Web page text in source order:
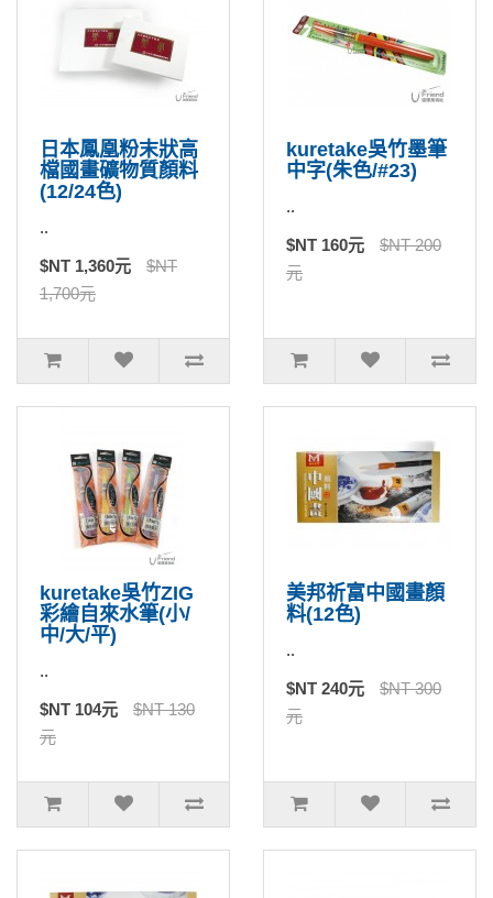
日本鳳凰粉末狀高
檔國畫礦物質顏料
(12/24色)
..
$NT 1,360元
$NT
1,700元
kuretake吳竹墨筆
中字(朱色/#23)
..
$NT 160元
$NT 200
元
kuretake吳竹ZIG
彩繪自來水筆(小/
中/大/平)
..
$NT 104元
$NT 130
元
美邦祈富中國畫顏
料(12色)
..
$NT 240元
$NT 300
元